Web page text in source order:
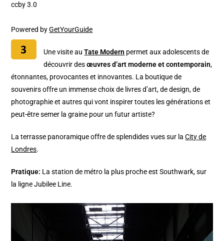
ccby 3.0
Powered byGetYourGuide
Une visite auTate Modern permet aux adolescents de
découvrir desœuvres d’art moderne et contemporain,
étonnantes, provocantes et innovantes. La boutique de
souvenirs offre un immense choix de livres d’art, de design, de
photographie et autres qui vont inspirer toutes les générations et
peut-être semer la graine pour un futur artiste?
La terrasse panoramique offre de splendides vues sur laCity de
Londres.
Pratique: La station de métro la plus proche est Southwark, sur
la ligne Jubilee Line.